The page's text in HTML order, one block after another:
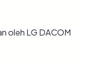
oleh LG DACOM